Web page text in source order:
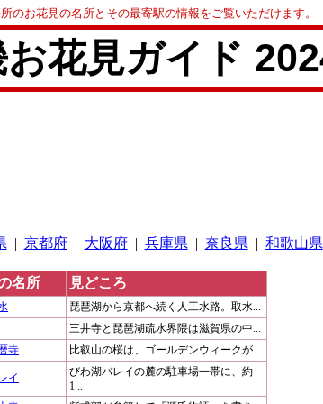
のお花見の名所とその最寄駅の情報をご覧いただけます。
お花見ガイド
| 京都府| 大阪府| 兵庫県 | 奈良県 | 和歌山県
名所 見どころ
琵琶湖から京都へ続く人工水路。取水...
三井寺と琵琶湖疏水界隈は滋賀県の中...
寺
比叡山の桜は、ゴールデンウィークが...
イ
びわ湖バレイの麓の駐車場一帯に、約
1...